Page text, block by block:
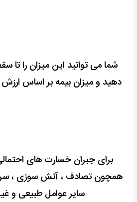
شما می توانید این میزان را تا
دهید ومیزان بیمه بر اساس
برای جبران خسارت های
همچون تصادف ، آتش سوزی ،
سایر عوامل طبیعی و